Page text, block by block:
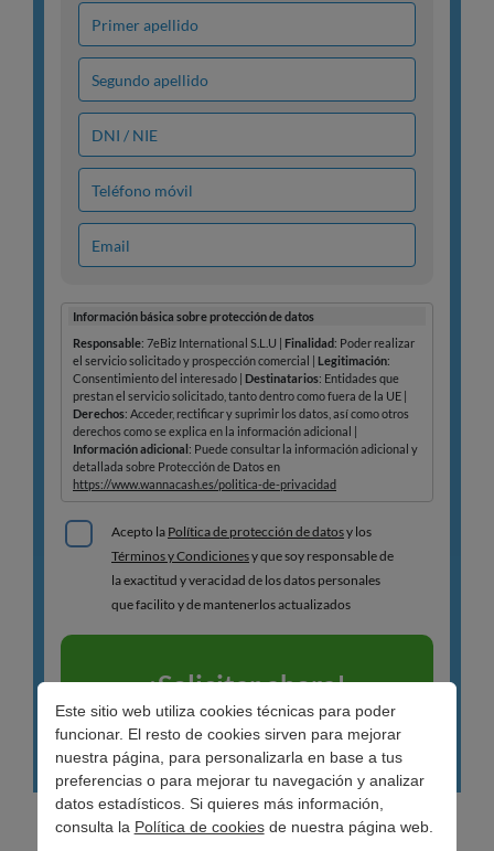
Este sitio web utiliza cookies técnicas para poder
funcionar. El resto de cookies sirven para mejorar
nuestra página, para personalizarla en base a tus
preferencias o para mejorar tu navegación y analizar
datos estadísticos. Si quieres más información,
consulta la Política de cookiesde nuestra página web.
Comodidad:no necesitas desplazarte, ya que solo